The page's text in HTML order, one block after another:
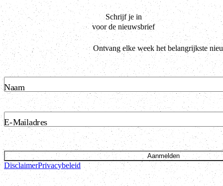
Schrijf je in
voor de nieuwsbrief
Ontvang elke week het belangrijkste
Naam
E-Mailadres
Aanmelden
DisclaimerPrivacybeleid